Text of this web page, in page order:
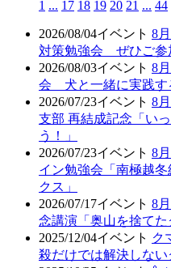
1 ... 17 18 19 20 21 ... 44
2026/08/04イベント 8
対策勉強会 ぜひご参
2026/08/03イベント 8
会 犬と一緒に実践す
2026/07/23イベント 8
支部 再結成記念「い
う！」
2026/07/23イベント 8
イン勉強会「南極越
クス」
2026/07/17イベント 8
念講演「奥山を捨てた
2025/12/04イベント ク
殺だけでは解決しない